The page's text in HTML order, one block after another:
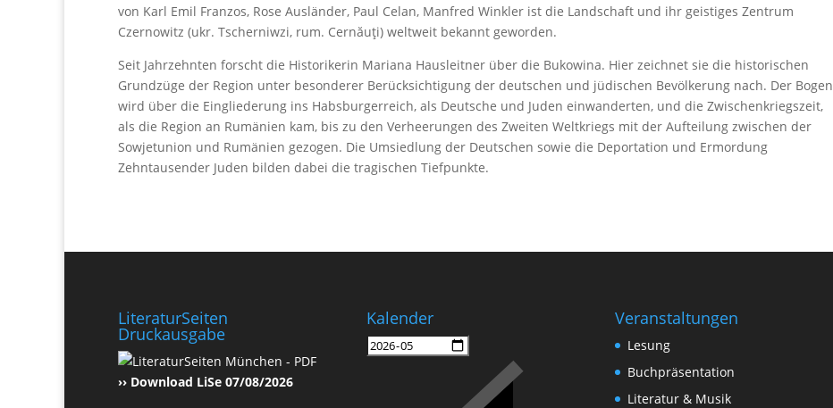
von Karl Emil Franzos, Rose Ausländer, Paul Celan, Manfred Winkler ist die Landschaft und ihr geistiges Zentrum
Czernowitz (ukr. Tscherniwzi, rum. Cernăuţi) weltweit bekannt geworden.
Seit Jahrzehnten forscht die Historikerin Mariana Hausleitner über die Bukowina. Hier zeichnet sie die historischen
Grundzüge der Region unter besonderer Berücksichtigung der deutschen und jüdischen Bevölkerung nach. Der Bogen
wird über die Eingliederung ins Habsburgerreich, als Deutsche und Juden einwanderten, und die Zwischenkriegszeit,
als die Region an Rumänien kam, bis zu den Verheerungen des Zweiten Weltkriegs mit der Aufteilung zwischen der
Sowjetunion und Rumänien gezogen. Die Umsiedlung der Deutschen sowie die Deportation und Ermordung
Zehntausender Juden bilden dabei die tragischen Tiefpunkte.
LiteraturSeiten
Druckausgabe
›› Download LiSe 07/08/2026
Kalender Veranstaltungen
Lesung
Buchpräsentation
Literatur & Musik